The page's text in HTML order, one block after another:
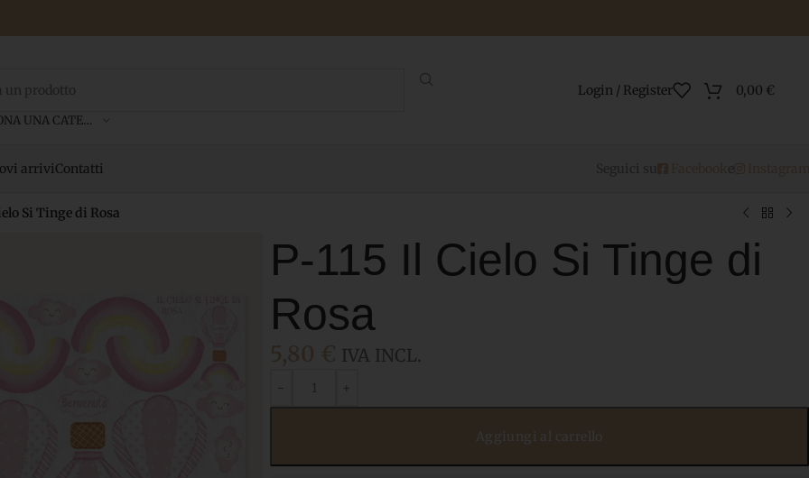
SELEZIONA UNA CATEGORIA
Login / Register 0,00 €
arriviContatti
Si Tinge di Rosa
P-115 Il Cielo Si Tinge di
Rosa
IVA INCL.